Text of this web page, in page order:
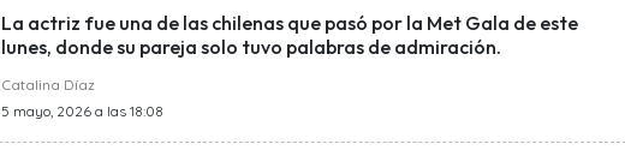
La actriz fue una de las chilenas que pasó por la Met Gala de este
lunes, donde su pareja solo tuvo palabras de admiración.
Catalina Díaz
5 mayo, 2026 a las 18:08